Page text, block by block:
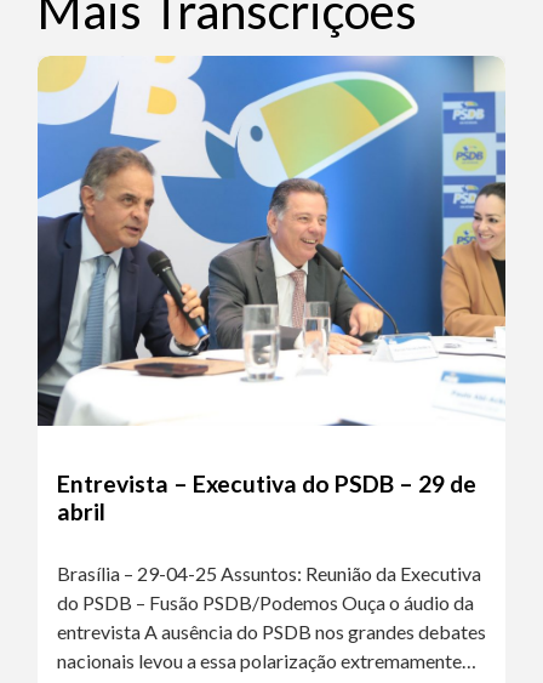
Entrevista – Executiva do PSDB – 29 de
abril
Brasília – 29-04-25 Assuntos: Reunião da Executiva
do PSDB – Fusão PSDB/Podemos Ouça o áudio da
entrevista A ausência do PSDB nos grandes debates
nacionais levou a essa polarização extremamente…